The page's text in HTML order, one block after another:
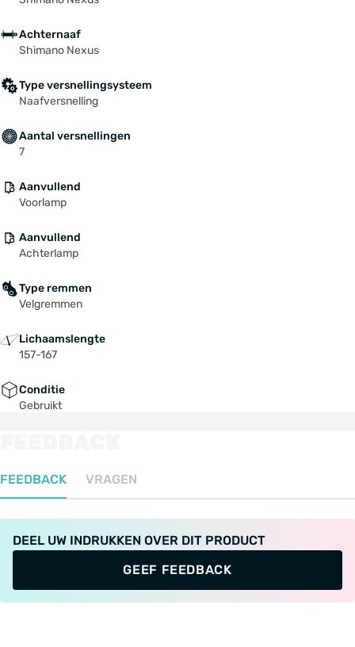
Achternaaf
Shimano Nexus
Type versnellingsysteem
Naafversnelling
Aantal versnellingen
7
Aanvullend
Voorlamp
Aanvullend
Achterlamp
Type remmen
Velgremmen
Lichaamslengte
157-167
Conditie
Gebruikt
FEEDBACK VRAGEN
DEEL UW INDRUKKEN OVER DIT PRODUCT
GEEF FEEDBACK